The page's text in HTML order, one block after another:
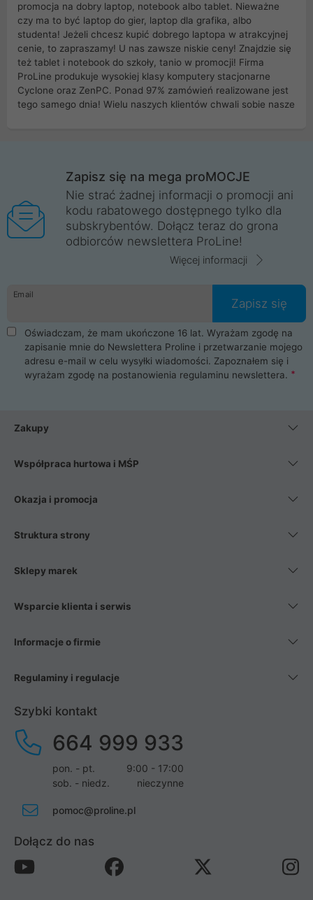
promocja na dobry laptop, notebook albo tablet. Nieważne
czy ma to być laptop do gier, laptop dla grafika, albo
studenta! Jeżeli chcesz kupić dobrego laptopa w atrakcyjnej
cenie, to zapraszamy! U nas zawsze niskie ceny! Znajdzie się
też tablet i notebook do szkoły, tanio w promocji! Firma
ProLine produkuje wysokiej klasy komputery stacjonarne
Cyclone oraz ZenPC. Ponad 97% zamówień realizowane jest
tego samego dnia! Wielu naszych klientów chwali sobie nasze
Wrocław, Poznań, Legnica, Katowice, Gliwice, Kalisz, Bytom,
Trzebnica, Opole. Szybka i profesjonalna obsługa!
ProLine to polska firma ze 100% polskim kapitałem. Działamy
legalnie i płacimy podatki w naszym kraju! Posiadamy siedzibę
główną w Mirkowie oraz salony na terenie kraju. Cała
komunikacja ze sklepem komputerowym ProLine jest
danych osobowych. Dlatego zakup notebooka albo laptopa w
ProLine to czysta przyjemność i pełne bezpieczeństwo.
Zaopatrzysz się u nas w akcesoria i części komputerowe
takie jak procesory, karty graficzne, płyty główne, pamięci,
dyski SSD, M.2 oraz HDD. Nasi pracownicy pomogą Ci wybrać
najlepszy zasilacz komputerowy oraz obudowę do komputera.
Poza komputerami mamy również najlepsze na rynku
Smartfony takich producentów jak Xiaomi, Apple, Samsung i
wentylatory. Na koniec mając już to wszystko, możesz
Zapisz się na mega proMOCJE
Nie strać żadnej informacji o promocji ani
kodu rabatowego dostępnego tylko dla
subskrybentów. Dołącz teraz do grona
odbiorców newslettera ProLine!
Więcej informacji
Email
Zapisz się
Oświadczam, że mam ukończone 16 lat. Wyrażam zgodę na
zapisanie mnie do Newslettera Proline i przetwarzanie mojego
adresu e-mail w celu wysyłki wiadomości. Zapoznałem się i
wyrażam zgodę na postanowienia regulaminu newslettera.
Zakupy
Współpraca hurtowa i MŚP
Okazja i promocja
Struktura strony
Sklepy marek
Wsparcie klienta i serwis
Informacje o firmie
Regulaminy i regulacje
Szybki kontakt
664 999 933
pon. - pt.
9:00 - 17:00
sob. - niedz.
nieczynne
pomoc@proline.pl
Dołącz do nas